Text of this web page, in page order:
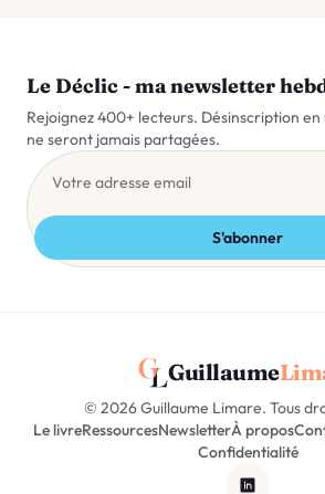
Le Déclic - ma newsletter
Rejoignez 400+ lecteurs. Désinscription en
ne seront jamais partagées.
S'abonner
Guillaume
© 2026 Guillaume Limare. Tous
Le livreRessourcesNewsletterÀ propos
Confidentialité